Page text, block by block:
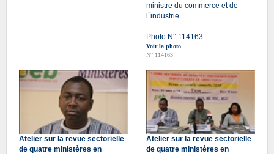
ministre du commerce et de
l`industrie
Photo N° 114163
Voir la photo
N° 114163
Atelier sur la revue sectorielle
de quatre ministères en
Atelier sur la revue sectorielle
de quatre ministères en